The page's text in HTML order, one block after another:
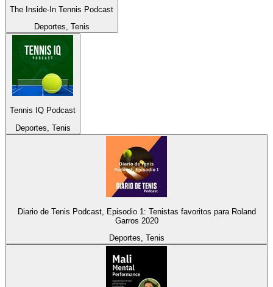
The Inside-In Tennis Podcast
Deportes, Tenis
Tennis IQ Podcast
Deportes, Tenis
Diario de Tenis Podcast, Episodio 1: Tenistas favoritos para Roland
Garros 2020
Deportes, Tenis